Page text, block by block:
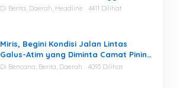
Perairan Kuala Bugak
Di Berita, Daerah, Headline 4411 Dilihat
Miris, Begini Kondisi Jalan Lintas
Galus-Atim yang Diminta Camat Pining
Dilakukan Perawatan
Di Bencana, Berita, Daerah 4093 Dilihat